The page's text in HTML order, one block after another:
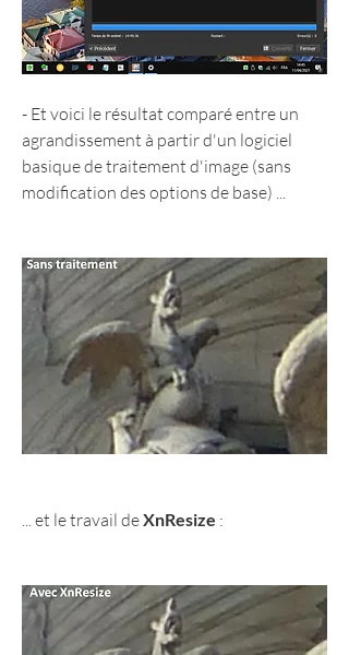
- Et voici le résultat comparé entre un
agrandissement à partir d'un logiciel
basique de traitement d'image (sans
modification des options de base) ...
... et le travail de XnResize :